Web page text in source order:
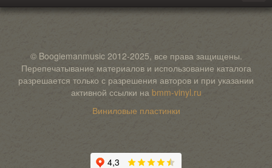
© Boogiemanmusic 2012-2025, все права защищены.
Перепечатывание материалов и использование каталога
разрешается только с разрешения авторов и при указании
активной ссылки на bmm-vinyl.ru
Виниловые пластинки